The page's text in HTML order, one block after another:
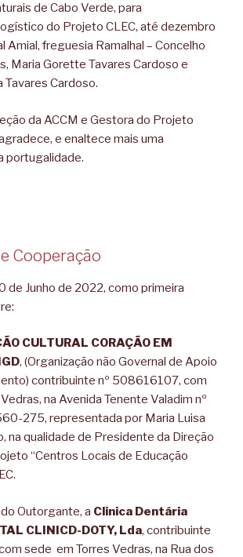
de Cabo Verde, para
do Projeto CLEC, até dezembro
Amial, freguesia Ramalhal – Concelho
Maria Gorette Tavares Cardoso e
Tavares Cardoso.
da ACCM e Gestora do Projeto
e enaltece mais uma
portugalidade.
Cooperação
de Junho de 2022, como primeira
CULTURAL CORAÇÃO EM
, (Organização não Governal de Apoio
contribuinte nº 508616107, com
na Avenida Tenente Valadim nº
275, representada por Maria Luisa
na qualidade de Presidente da Direção
“Centros Locais de Educação
Outorgante, a Clinica Dentária
CLINICD-DOTY, Lda, contribuinte
sede em Torres Vedras, na Rua dos